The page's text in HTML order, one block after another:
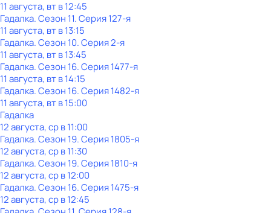
11 августа, вт в 12:45
Гадaлкa. Сезон 11. Серия 127-я
11 августа, вт в 13:15
Гадaлкa. Сезон 10. Серия 2-я
11 августа, вт в 13:45
Гадaлкa. Сезон 16. Серия 1477-я
11 августа, вт в 14:15
Гадaлкa. Сезон 16. Серия 1482-я
11 августа, вт в 15:00
Гадaлкa
12 августа, ср в 11:00
Гадaлкa. Сезон 19. Серия 1805-я
12 августа, ср в 11:30
Гадaлкa. Сезон 19. Серия 1810-я
12 августа, ср в 12:00
Гадaлкa. Сезон 16. Серия 1475-я
12 августа, ср в 12:45